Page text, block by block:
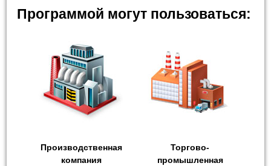
Программой могут пользоваться:
Производственная
компания
Торгово-
промышленная